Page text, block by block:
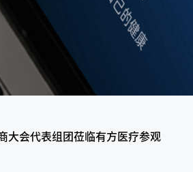
大会代表组团莅临有方医疗参观